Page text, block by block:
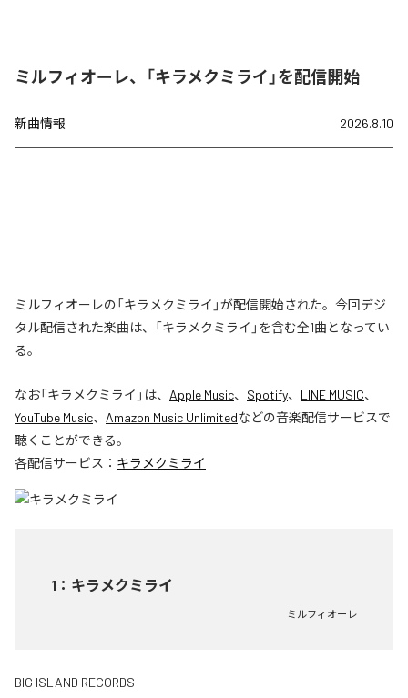
ミルフィオーレ、「キラメクミライ」を配信開始
新曲情報 2026.8.10
ミルフィオーレの「キラメクミライ」が配信開始された。今回デジ
タル配信された楽曲は、「キラメクミライ」を含む全1曲となってい
る。
なお「キラメクミライ 」は、 Apple Music、 Spotify、 LINE MUSIC、
YouTube Music、 Amazon Music Unlimitedなどの音楽配信サービスで
聴くことができる。
各配信サービス： キラメクミライ
1 ： キラメクミライ
ミルフィオーレ
BIG ISLAND RECORDS